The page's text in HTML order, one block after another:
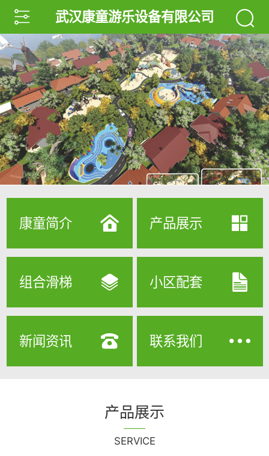
武汉康童游乐设备有限公司
康童简介 产品展示
组合滑梯 小区配套
新闻资讯 联系我们
产品展示
SERVICE